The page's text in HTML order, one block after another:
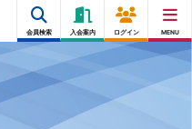
会員検索 入会案内 ログイン MENU